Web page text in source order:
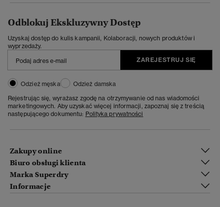
Odblokuj Ekskluzywny Dostęp
Uzyskaj dostęp do kulis kampanii, Kolaboracji, nowych produktów i
wyprzedaży.
ZAREJESTRUJ SIĘ
Odzież męska
Odzież damska
Rejestrując się, wyrażasz zgodę na otrzymywanie od nas wiadomości
marketingowych. Aby uzyskać więcej informacji, zapoznaj się z treścią
następującego dokumentu: Polityka prywatności
Zakupy online
Biuro obsługi klienta
Marka Superdry
Informacje